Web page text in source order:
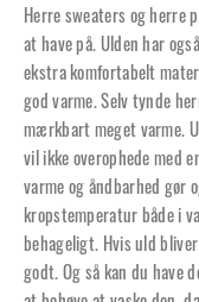
Herre sweaters og herre
at have på. Ulden har
ekstra komfortabelt
god varme. Selv tynde
mærkbart meget varme.
vil ikke overophede med
varme og åndbarhed gør
kropstemperatur både i
behageligt. Hvis uld
godt. Og så kan du have